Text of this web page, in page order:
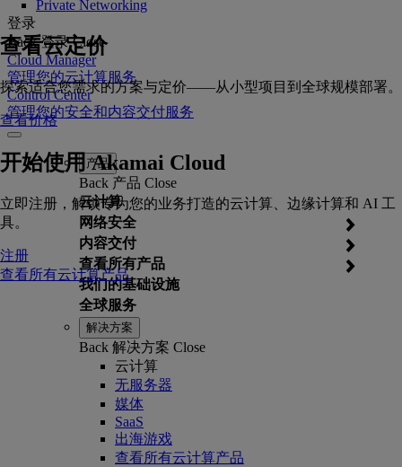
登录
Back 登录 Close
Cloud Manager
管理您的云计算服务
Control Center
管理您的安全和内容交付服务
产品
Back 产品 Close
云计算
网络安全
内容交付
查看所有产品
我们的基础设施
全球服务
Private Networking
查看云定价
探索适合您需求的方案与定价——从小型项目到全球规模部署。
查看价格
开始使用 Akamai Cloud
立即注册，解锁专为您的业务打造的云计算、边缘计算和 AI 工
具。
注册
查看所有云计算产品
解决方案
Back 解决方案 Close
云计算
无服务器
媒体
SaaS
出海游戏
查看所有云计算产品